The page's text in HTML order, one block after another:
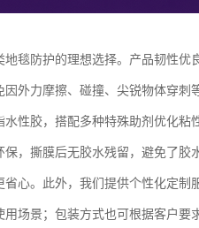
毯防护的理想选择。产品韧性优
外力摩擦、碰撞、尖锐物体穿刺
性胶，搭配多种特殊助剂优化粘
，撕膜后无胶水残留，避免了胶
心。此外，我们提供个性化定制
场景；包装方式也可根据客户要